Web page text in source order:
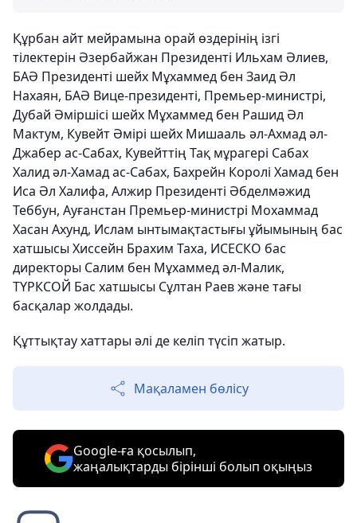
Құрбан айт мейрамына орай өздерінің ізгі
тілектерін Әзербайжан Президенті Ильхам Әлиев,
БАӘ Президенті шейх Мұхаммед бен Заид Әл
Нахаян, БАӘ Вице-президенті, Премьер-министрі,
Дубай Әміршісі шейх Мұхаммед бен Рашид Әл
Мактум, Кувейт Әмірі шейх Мишааль әл-Ахмад әл-
Джабер ас-Сабах, Кувейттің Тақ мұрагері Сабах
Халид әл-Хамад ас-Сабах, Бахрейн Королі Хамад бен
Иса Әл Халифа, Алжир Президенті Әбделмәжид
Теббун, Ауғанстан Премьер-министрі Мохаммад
Хасан Ахунд, Ислам ынтымақтастығы ұйымының бас
хатшысы Хиссейн Брахим Таха, ИСЕСКО бас
директоры Салим бен Мұхаммед әл-Малик,
ТҮРКСОЙ Бас хатшысы Сұлтан Раев және тағы
басқалар жолдады.
Құттықтау хаттары әлі де келіп түсіп жатыр.
Мақаламен бөлісу
Google-ға қосылып,
жаңалықтарды бірінші болып оқыңыз